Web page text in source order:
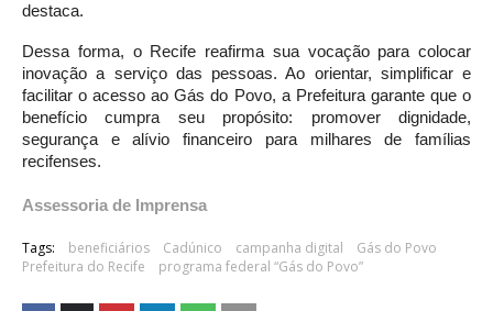
destaca.
Dessa forma, o Recife reafirma sua vocação para colocar
inovação a serviço das pessoas. Ao orientar, simplificar e
facilitar o acesso ao Gás do Povo, a Prefeitura garante que o
benefício cumpra seu propósito: promover dignidade,
segurança e alívio financeiro para milhares de famílias
recifenses.
Assessoria de Imprensa
Tags: beneficiários Cadúnico campanha digital
Gás do Povo
Prefeitura do Recife
programa federal “Gás do Povo”